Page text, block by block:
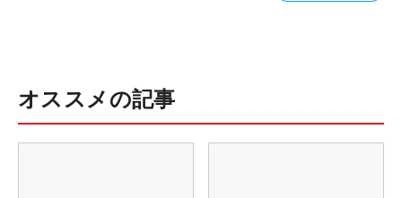
オススメの記事